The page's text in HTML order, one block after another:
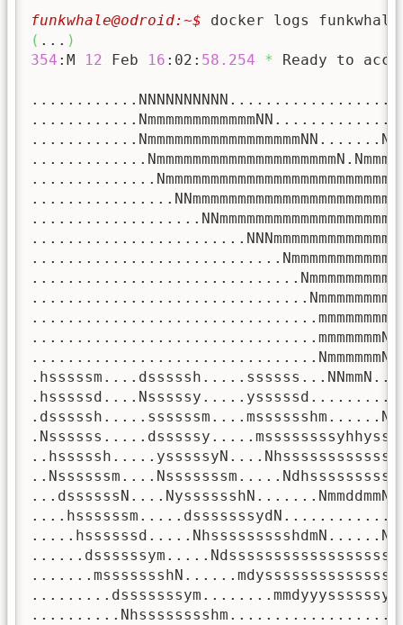
funkwhale@odroid:~$
( ... )
354 :M 12 Feb 16 :02: 58.254 * Ready to